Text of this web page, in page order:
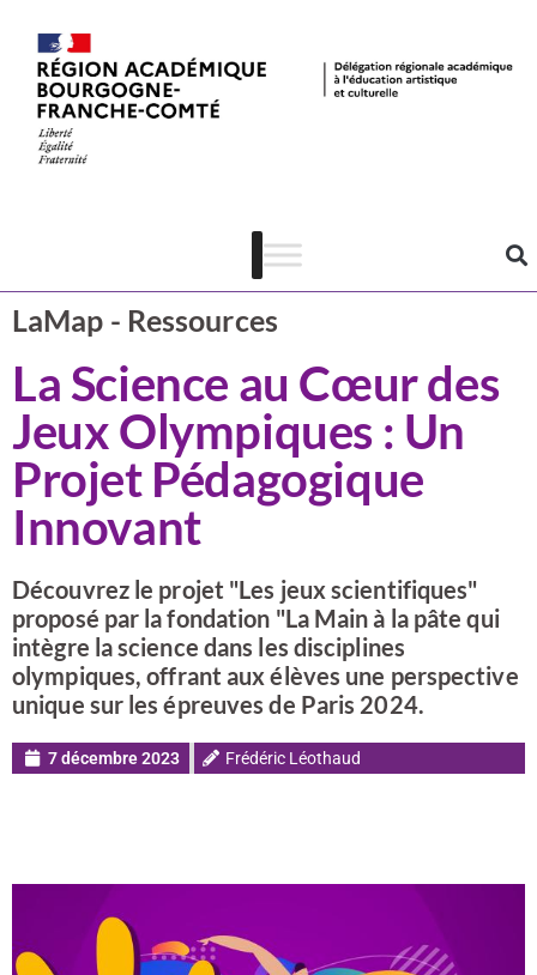
LaMap - Ressources
La Science au Cœur des
Jeux Olympiques : Un
Projet Pédagogique
Innovant
Découvrez le projet "Les jeux scientifiques"
proposé par la fondation "La Main à la pâte qui
intègre la science dans les disciplines
olympiques, offrant aux élèves une perspective
unique sur les épreuves de Paris 2024.
7 décembre 2023 Frédéric Léothaud